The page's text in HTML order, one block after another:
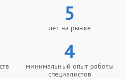
5
лет на рынке
4
минимальный опыт работы
специалистов